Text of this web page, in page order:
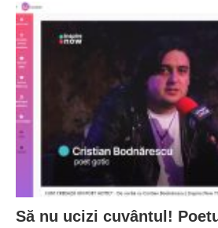
Să nu ucizi cuvântul!